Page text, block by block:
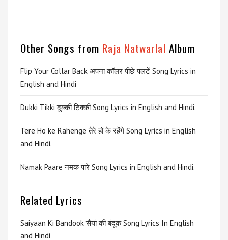
Other Songs from Raja Natwarlal Album
Flip Your Collar Back अपना कॉलर पीछे पलटें Song Lyrics in
English and Hindi
Dukki Tikki दुक्की टिक्की Song Lyrics in English and Hindi.
Tere Ho ke Rahenge तेरे हो के रहेंगे Song Lyrics in English
and Hindi.
Namak Paare नमक पारे Song Lyrics in English and Hindi.
Related Lyrics
Saiyaan Ki Bandook सैयां की बंदूक Song Lyrics In English
and Hindi